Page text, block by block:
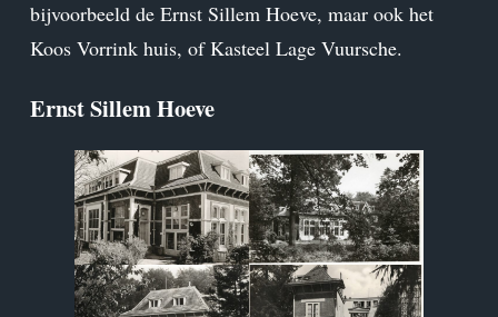
bijvoorbeeld de Ernst Sillem Hoeve, maar ook het
Koos Vorrink huis, of Kasteel Lage Vuursche.
Ernst Sillem Hoeve